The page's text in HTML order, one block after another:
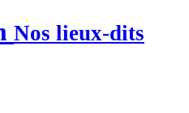
Nos lieux-dits